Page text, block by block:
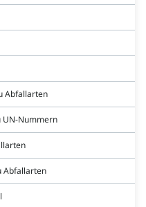
Abfallarten
UN-Nummern
Abfallarten